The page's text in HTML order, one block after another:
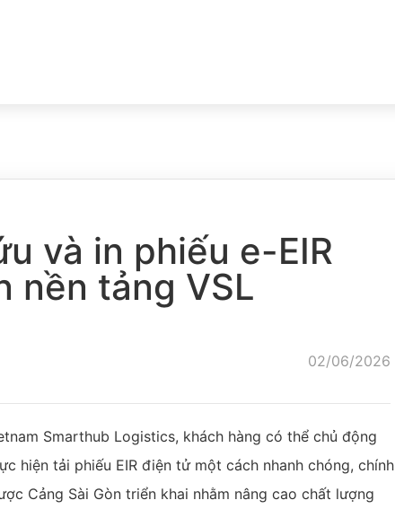
và in phiếu e-EIR
nền tảng VSL
02/06/2026
Smarthub Logistics, khách hàng có thể chủ động
hiện tải phiếu EIR điện tử một cách nhanh chóng, chính
Cảng Sài Gòn triển khai nhằm nâng cao chất lượng